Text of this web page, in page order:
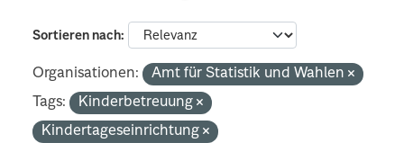
Sortieren nach
Organisationen:
Amt für Statistik und Wahlen
Tags:
Kinderbetreuung
Kindertageseinrichtung